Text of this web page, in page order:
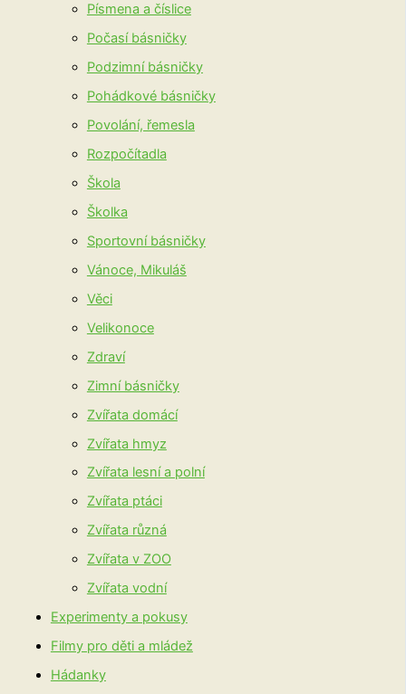
Písmena a číslice
Počasí básničky
Podzimní básničky
Pohádkové básničky
Povolání, řemesla
Rozpočítadla
Škola
Školka
Sportovní básničky
Vánoce, Mikuláš
Věci
Velikonoce
Zdraví
Zimní básničky
Zvířata domácí
Zvířata hmyz
Zvířata lesní a polní
Zvířata ptáci
Zvířata různá
Zvířata v ZOO
Zvířata vodní
Experimenty a pokusy
Filmy pro děti a mládež
Hádanky